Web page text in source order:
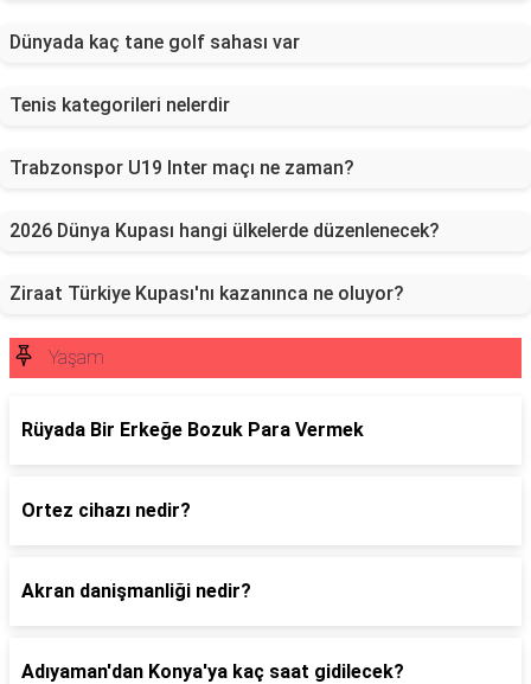
Dünyada kaç tane golf sahası var
Tenis kategorileri nelerdir
Trabzonspor U19 Inter maçı ne zaman?
2026 Dünya Kupası hangi ülkelerde düzenlenecek?
Ziraat Türkiye Kupası'nı kazanınca ne oluyor?
Yaşam
Rüyada Bir Erkeğe Bozuk Para Vermek
Ortez cihazı nedir?
Akran danişmanliği nedir?
Adıyaman'dan Konya'ya kaç saat gidilecek?